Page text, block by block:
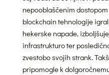
nepooblaščenim
blockchain tehnologije
hekerske napade,
infrastrukturo ter
zvestobo svojih strank.
pripomogle k